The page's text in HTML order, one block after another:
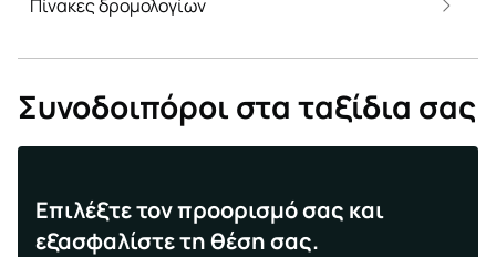
Πίνακες δρομολογίων
Συνοδοιπόροι στα ταξίδια σας
Επιλέξτε τον προορισμό σας και
εξασφαλίστε τη θέση σας.